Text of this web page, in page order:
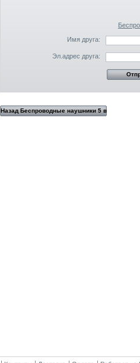
Имя друга:
Эл.адрес друга:
Назад Беспроводные наушники 5 в